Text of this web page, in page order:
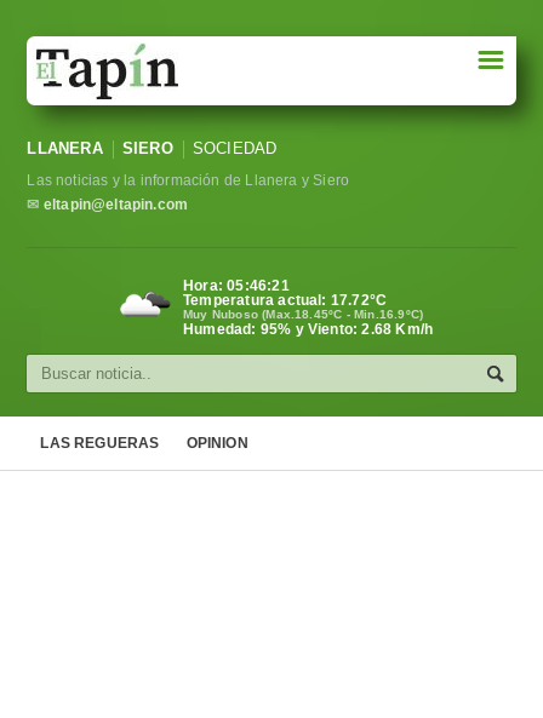
Sociedad
Política
Cultura
☰
LLANERA SIERO SOCIEDAD
Las noticias y la información de Llanera y Siero
✉ eltapin@eltapin.com
Hora:05:46:22
Temperatura actual: 17.72°C
Muy Nuboso (Max.18.45ºC - Min.16.9ºC)
Humedad: 95% y Viento: 2.68 Km/h
LAS REGUERAS OPINION